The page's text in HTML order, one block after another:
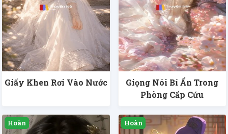
Giấy Khen Rơi Vào Nước
Giọng Nói Bí Ẩn Trong
Phòng Cấp Cứu